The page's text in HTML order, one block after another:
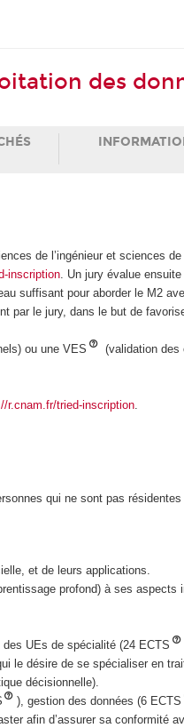
des
de l’ingénieur et sciences de
inscription . Un jury évalue
suffisant pour aborder le M2
par le jury, dans le but de
ou une VES (validation des
r.cnam.fr/tried-inscription
qui ne sont pas résidentes
et de leurs applications.
profond) à ses aspects
des UEs de spécialité (24 ECTS
le désire de se spécialiser en
décisionnelle).
), gestion des données (6 ECTS
afin d’assurer sa conformité